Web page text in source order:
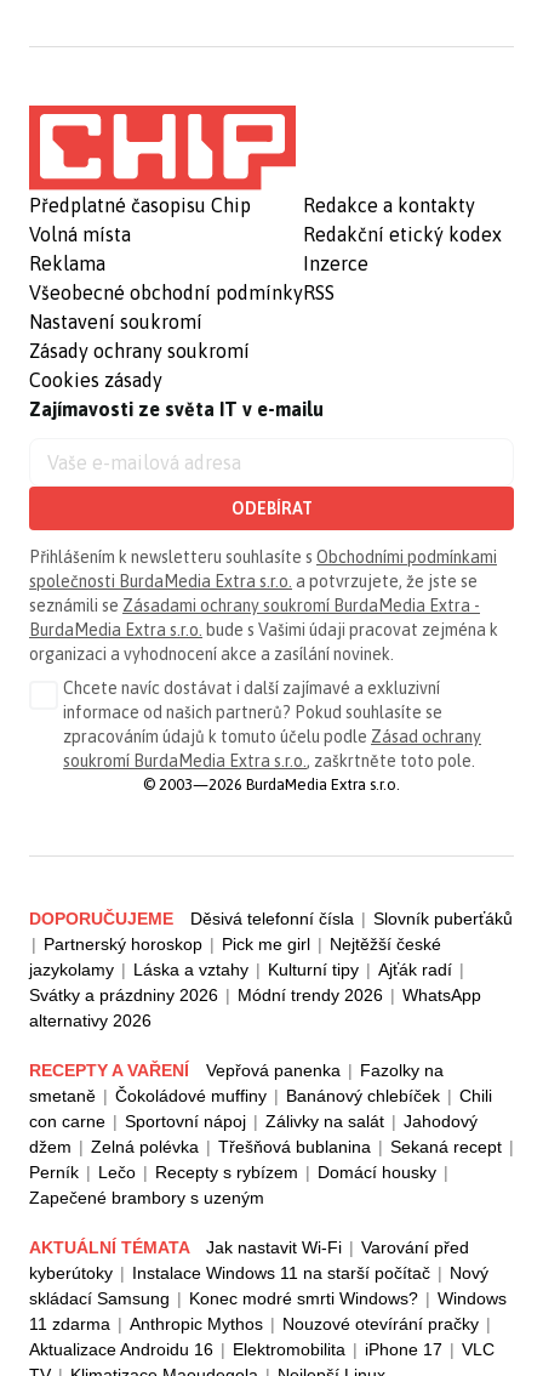
Předplatné časopisu Chip
Volná místa
Reklama
Všeobecné obchodní podmínky
Nastavení soukromí
Zásady ochrany soukromí
Cookies zásady
Redakce a kontakty
Redakční etický kodex
Inzerce
RSS
Zajímavosti ze světa IT v e-mailu
ODEBÍRAT
Přihlášením k newsletteru souhlasíte s Obchodními podmínkami
společnosti BurdaMedia Extra s.r.o. a potvrzujete, že jste se
seznámili se Zásadami ochrany soukromí BurdaMedia Extra -
BurdaMedia Extra s.r.o. bude s Vašimi údaji pracovat zejména k
organizaci a vyhodnocení akce a zasílání novinek.
Chcete navíc dostávat i další zajímavé a exkluzivní
informace od našich partnerů? Pokud souhlasíte se
zpracováním údajů k tomuto účelu podle Zásad ochrany
soukromí BurdaMedia Extra s.r.o., zaškrtněte toto pole.
© 2003—2026 BurdaMedia Extra s.r.o.
DOPORUČUJEME Děsivá telefonní čísla | Slovník puberťáků
| Partnerský horoskop | Pick me girl | Nejtěžší české
jazykolamy | Láska a vztahy | Kulturní tipy | Ajťák radí |
Svátky a prázdniny 2026 | Módní trendy 2026 | WhatsApp
alternativy 2026
RECEPTY A VAŘENÍ Vepřová panenka | Fazolky na
smetaně | Čokoládové muffiny | Banánový chlebíček | Chili
con carne | Sportovní nápoj | Zálivky na salát | Jahodový
džem | Zelná polévka | Třešňová bublanina | Sekaná recept |
Perník | Lečo | Recepty s rybízem | Domácí housky |
Zapečené brambory s uzeným
AKTUÁLNÍ TÉMATA Jak nastavit Wi-Fi | Varování před
kyberútoky | Instalace Windows 11 na starší počítač | Nový
skládací Samsung | Konec modré smrti Windows? | Windows
11 zdarma | Anthropic Mythos | Nouzové otevírání pračky |
Aktualizace Androidu 16 | Elektromobilita | iPhone 17 | VLC